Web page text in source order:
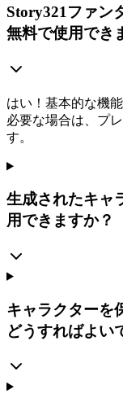
Story321ファン
無料で使用でき
はい！基本的な機
必要な場合は、プ
す。
生成されたキャ
用できますか？
キャラクターを
どうすればよい